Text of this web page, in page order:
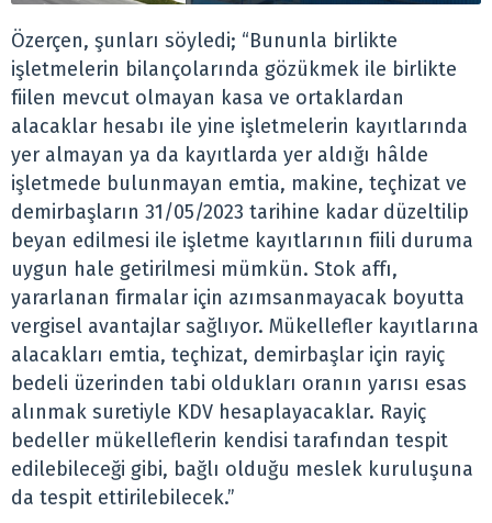
Özerçen, şunları söyledi; “Bununla birlikte
işletmelerin bilançolarında gözükmek ile birlikte
fiilen mevcut olmayan kasa ve ortaklardan
alacaklar hesabı ile yine işletmelerin kayıtlarında
yer almayan ya da kayıtlarda yer aldığı hâlde
işletmede bulunmayan emtia, makine, teçhizat ve
demirbaşların 31/05/2023 tarihine kadar düzeltilip
beyan edilmesi ile işletme kayıtlarının fiili duruma
uygun hale getirilmesi mümkün. Stok affı,
yararlanan firmalar için azımsanmayacak boyutta
vergisel avantajlar sağlıyor. Mükellefler kayıtlarına
alacakları emtia, teçhizat, demirbaşlar için rayiç
bedeli üzerinden tabi oldukları oranın yarısı esas
alınmak suretiyle KDV hesaplayacaklar. Rayiç
bedeller mükelleflerin kendisi tarafından tespit
edilebileceği gibi, bağlı olduğu meslek kuruluşuna
da tespit ettirilebilecek.”